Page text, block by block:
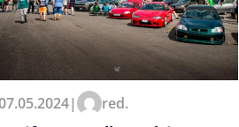
w tej przeglądarce podczas pisania
| red.